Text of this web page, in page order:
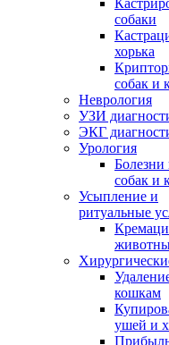
собаки
хорька
собак и
Неврология
УЗИ
ЭКГ
Урология
Болезни
собак и
Усыпление и
ритуальные
кошкам
ушей и